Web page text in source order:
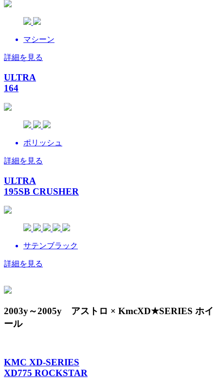
マシーン
詳細を見る
ULTRA
164
ポリッシュ
詳細を見る
ULTRA
195SB CRUSHER
サテンブラック
詳細を見る
2003y～2005y アストロ × KmcXD★SERIES ホイ
ール
KMC XD-SERIES
XD775 ROCKSTAR